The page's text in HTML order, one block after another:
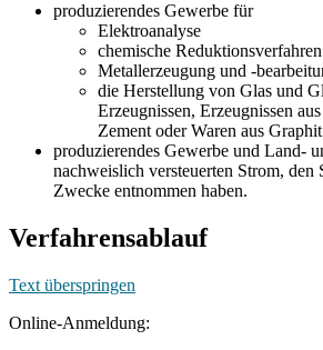
produzierendes Gewerbe für
Elektroanalyse
chemische Reduktionsverfahren
Metallerzeugung und -
die Herstellung von Glas und
Erzeugnissen, Erzeugnissen
Zement oder Waren aus Graphit
produzierendes Gewerbe und Land-
nachweislich versteuerten Strom, den
Zwecke entnommen haben.
Verfahrensablauf
Text überspringen
Online-Anmeldung: